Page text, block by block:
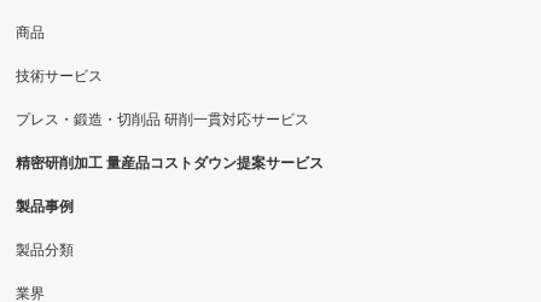
商品
技術サービス
プレス・鍛造・切削品 研削一貫対応サービス
精密研削加工 量産品コストダウン提案サービス
製品事例
製品分類
業界